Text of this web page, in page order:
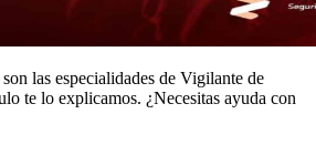
las especialidades de Vigilante de
te lo explicamos. ¿Necesitas ayuda con